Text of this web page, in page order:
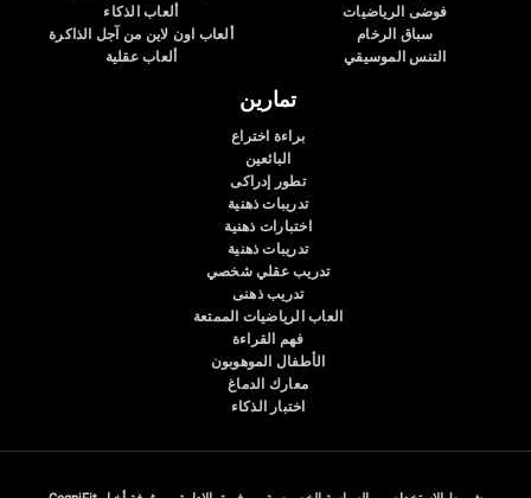
فوضى الرياضيات
سباق الرخام
التنس الموسيقي
ألعاب الذكاء
ألعاب اون لاين من آجل الذاكرة
ألعاب عقلية
تمارين
براءة اختراع
البائعين
تطور إدراكى
تدريبات ذهنية
اختبارات ذهنية
تدريبات ذهنية
تدريب عقلي شخصي
تدريب ذهنى
العاب الرياضيات الممتعة
فهم القراءة
الأطفال الموهوبون
معارك الدماغ
اختبار الذكاء